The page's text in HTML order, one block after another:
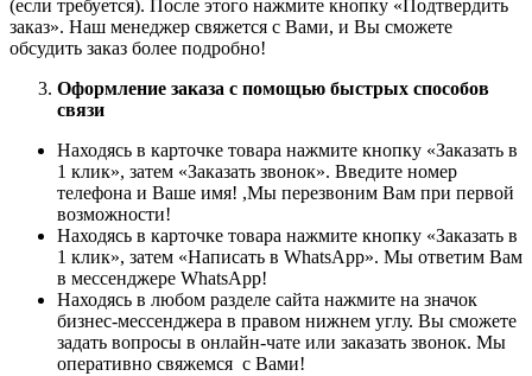
(если требуется). После этого нажмите кнопку «Подтвердить
заказ». Наш менеджер свяжется с Вами, и Вы сможете
обсудить заказ более подробно!
Оформление заказа с помощью быстрых способов
связи
Находясь в карточке товара нажмите кнопку «Заказать в
1 клик», затем «Заказать звонок». Введите номер
телефона и Ваше имя! ,Мы перезвоним Вам при первой
возможности!
Находясь в карточке товара нажмите кнопку «Заказать в
1 клик», затем «Написать в WhatsApp». Мы ответим Вам
в месcенджере WhatsApp!
Находясь в любом разделе сайта нажмите на значок
бизнес-мессенджера в правом нижнем углу. Вы сможете
задать вопросы в онлайн-чате или заказать звонок. Мы
оперативно свяжемся с Вами!